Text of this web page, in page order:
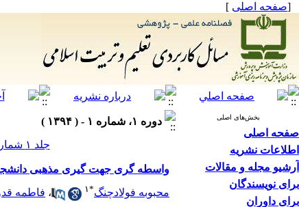
[صفحه اصلی ]
بخش‌های اصلی
صفحه اصلی
اطلاعات نشریه
آرشیو مجله و مقالات
برای نویسندگان
برای داوران
دوره ۱، شماره ۱ - ( ۱۳۹۴ )
جلد ۱ شماره ۱ صفحات ۱۳۲-۱۰۷
واسطه گری جهت گیری مذهبی
محبوبه فولادچنگ*۱ ، فاطمه